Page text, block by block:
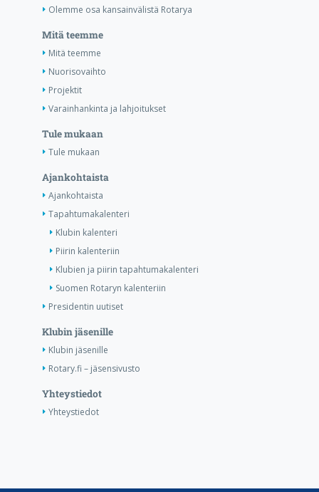
Olemme osa kansainvälistä Rotarya
Mitä teemme
Mitä teemme
Nuorisovaihto
Projektit
Varainhankinta ja lahjoitukset
Tule mukaan
Tule mukaan
Ajankohtaista
Ajankohtaista
Tapahtumakalenteri
Klubin kalenteri
Piirin kalenteriin
Klubien ja piirin tapahtumakalenteri
Suomen Rotaryn kalenteriin
Presidentin uutiset
Klubin jäsenille
Klubin jäsenille
Rotary.fi – jäsensivusto
Yhteystiedot
Yhteystiedot